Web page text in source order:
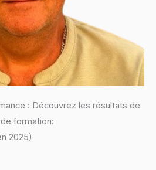
: Découvrez les résultats de
formation:
2025)